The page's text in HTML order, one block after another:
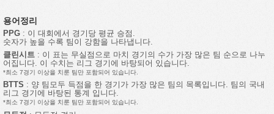
용어정리
PPG : 이 대회에서 경기당 평균 승점.
숫자가 높을 수록 팀이 강함을 나타냅니다.
클린시트 : 이 표는 무실점으로 마치 경기의 수가 가장 많은 팀 순으로 나누
어집니다. 이 수치는 리그 경기에 바탕되어 있습니다.
*최소 7경기 이상을 치룬 팀만 포함되어 있습니다.
BTTS : 양 팀모두 득점을 한 경기가 가장 많은 팀의 목록입니다. 팀의 국내
리그 경기에 바탕된 통계 입니다.
*최소 7경기 이상을 치룬 팀만 포함되어 있습니다.